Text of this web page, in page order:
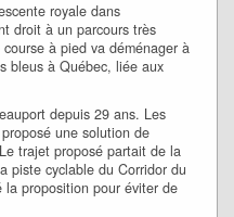
royale dans
droit à un parcours très
à pied va déménager à
bleus à Québec, liée aux
depuis 29 ans. Les
une solution de
trajet proposé partait de la
piste cyclable du Corridor du
proposition pour éviter de